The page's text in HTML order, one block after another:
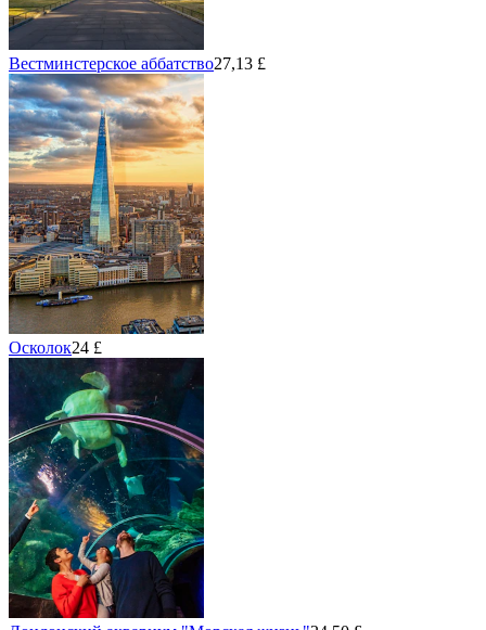
Вестминстерское аббатство27,13 £
Осколок24 £